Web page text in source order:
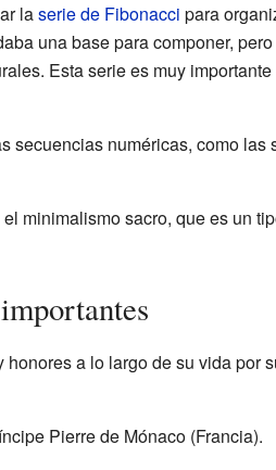
laserie de Fibonacci para
una base para componer,
Esta serie es muy
secuencias numéricas, como
minimalismo sacro, que es un
a lo largo de su vida por
Pierre de Mónaco (Francia).